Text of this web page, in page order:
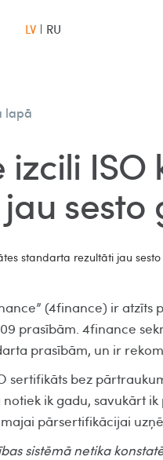
LV RU
lapā
(4finance) ir
prasībām. 4finance
prasībām, un ir
bez
ik gadu, savukārt
pārsertifikācijai
sistēmā netika